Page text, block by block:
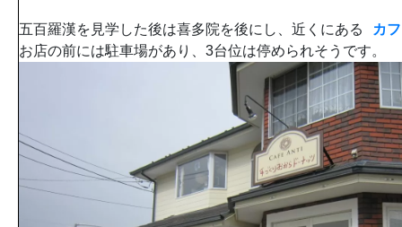
五百羅漢を見学した後は喜多院を後にし、近くにある
カ
お店の前には駐車場があり、3台位は停められそうです。